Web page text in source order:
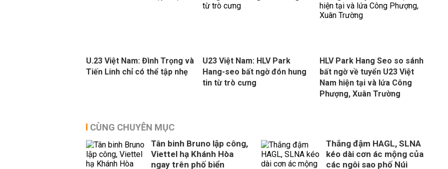
U.23 Việt Nam: Đình Trọng và
Tiến Linh chỉ có thể tập nhẹ
U23 Việt Nam: HLV Park
Hang-seo bất ngờ đón hung
tin từ trò cưng
HLV Park Hang Seo so sánh
bất ngờ về tuyển U23 Việt
Nam hiện tại và lứa Công
Phượng, Xuân Trường
CÙNG CHUYÊN MỤC
Tân binh Bruno lập công,
Viettel hạ Khánh Hòa
ngay trên phố biển
Thắng đậm HAGL, SLNA
kéo dài cơn ác mộng của
các ngôi sao phố Núi